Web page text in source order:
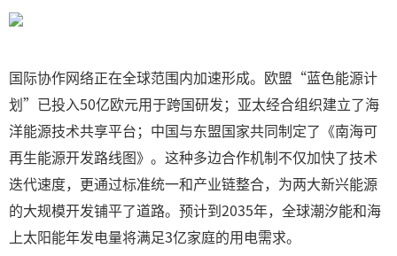
国际协作网络正在全球范围内加速形成。欧盟“蓝色能源计
划”已投入50亿欧元用于跨国研发；亚太经合组织建立了海
洋能源技术共享平台；中国与东盟国家共同制定了《南海可
再生能源开发路线图》。这种多边合作机制不仅加快了技术
迭代速度，更通过标准统一和产业链整合，为两大新兴能源
的大规模开发铺平了道路。预计到2035年，全球潮汐能和海
上太阳能年发电量将满足3亿家庭的用电需求。